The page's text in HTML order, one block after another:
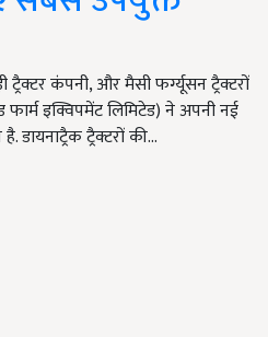
कंपनी, और मैसी फर्ग्यूसन ट्रैक्टरों
फार्म इक्विपमेंट लिमिटेड) ने अपनी नई
डायनाट्रैक ट्रैक्टरों की…